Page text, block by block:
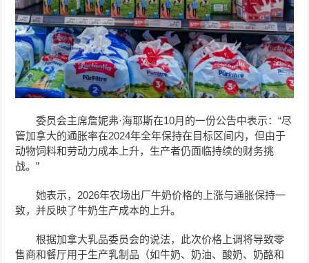
委员会主席詹妮弗·海耶斯在10月的一份公告中表示：“尽
管加拿大的通胀率在2024年全年保持在目标区间内，但由于
动物饲料和劳动力成本上升，生产者仍面临持续的财务挑
战。”
她表示，2026年农场出厂牛奶价格的上涨与通胀保持一
致，并反映了牛奶生产成本的上升。
根据加拿大乳品委员会的说法，此次价格上调将导致零
售商和餐厅用于生产乳制品（如牛奶、奶油、酸奶、奶酪和